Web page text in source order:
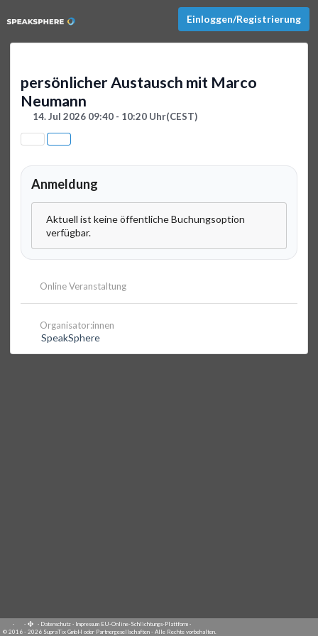
Einloggen/Registrierung
persönlicher Austausch mit Marco
Neumann
14. Jul 2026 09:40 - 10:20 Uhr(CEST)
Anmeldung
Aktuell ist keine öffentliche Buchungsoption
verfügbar.
Online Veranstaltung
Organisator:innen
SpeakSphere
· · · Datenschutz · Impressum EU-Online-Schlichtungs-Plattform ·
© 2016 - 2026 SupraTix GmbH oder Partnergesellschaften - Alle Rechte vorbehalten.